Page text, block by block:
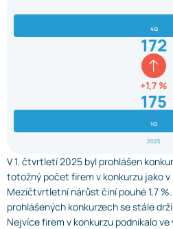
4Q
172
+1,7 %
175
1Q
2025
V 1. čtvrtletí 2025 byl prohlášen
totožný počet firem v konkurzu jako
Mezičtvrtletní nárůst činí pouhé 1,7
prohlášených konkurzech se stále
Nejvíce firem v konkurzu podnikalo